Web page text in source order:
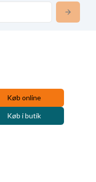
Køb online
Køb i butik